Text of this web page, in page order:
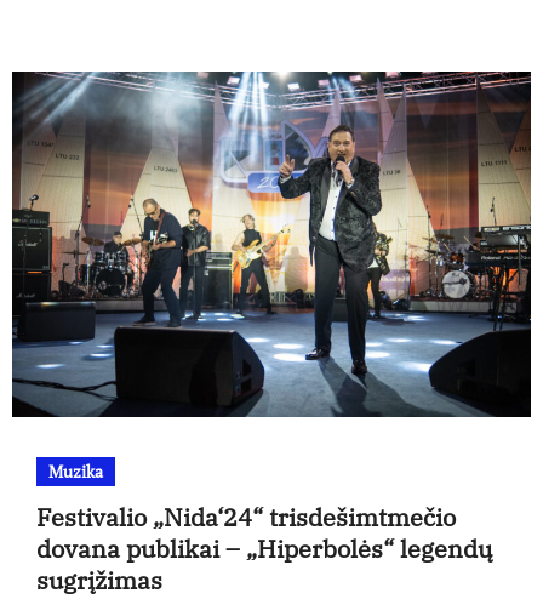
Muzika
Festivalio „Nida‘24“ trisdešimtmečio
dovana publikai – „Hiperbolės“ legendų
sugrįžimas